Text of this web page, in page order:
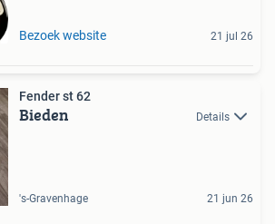
Bezoek website 21 jul 26
Fender st 62
Bieden Details
's-Gravenhage 21 jun 26